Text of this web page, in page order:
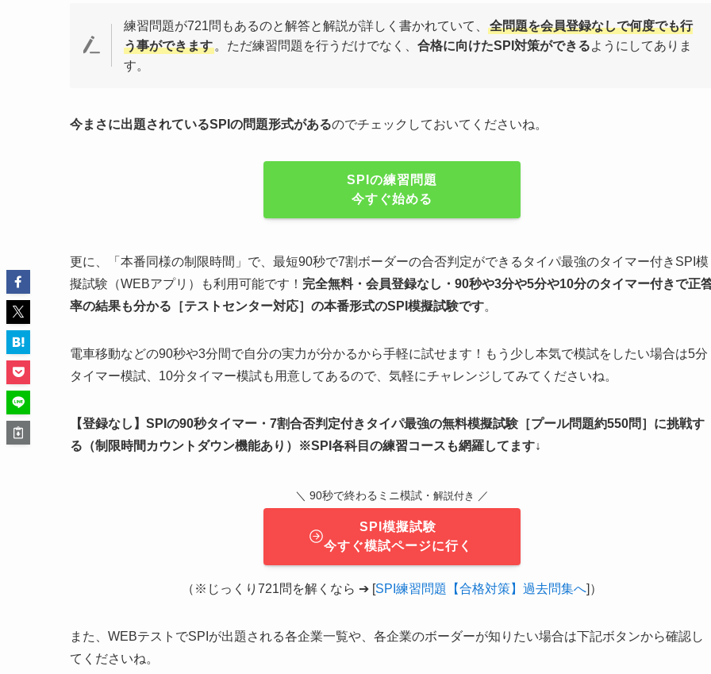
練習問題が721問もあるのと解答と解説が詳しく書かれていて、
全問題を会員登録なしで何度でも行
う事ができます 。ただ練習問題を行うだけでなく、 合格に向けたSPI対策ができるようにしてありま
す。
今まさに出題されているSPIの問題形式があるのでチェックしておいてくださいね。
SPIの練習問題
今すぐ始める
更に、「本番同様の制限時間」で、最短90秒で7割ボーダーの合否判定ができるタイパ最強のタイマー付きSPI模
擬試験（WEBアプリ）も利用可能です！ 完全無料・会員登録なし・90秒や3分や5分や10分のタイマー付きで正
率の結果も分かる ［テストセンター対応］ の本番形式のSPI模擬試験です。
電車移動などの90秒や3分間で自分の実力が分かるから手軽に試せます！もう少し本気で模試をしたい場合は5分
タイマー模試、10分タイマー模試も用意してあるので、気軽にチャレンジしてみてくださいね。
【登録なし】SPIの90秒タイマー・7割合否判定付きタイパ最強の無料模擬試験 ［プール問題約550問 ］ に挑戦す
る（制限時間カウントダウン機能あり）※SPI各科目の練習コースも網羅してます↓
＼ 90秒で終わるミニ模試・ 解説付き ／
SPI模擬試験
今すぐ模試ページに行く
（※じっくり721問を解くなら ➔ [SPI練習問題【合格対策】過去問集へ]）
また、WEBテストでSPIが出題される各企業一覧や、各企業のボーダーが知りたい場合は下記ボタンから確認し
てくださいね。